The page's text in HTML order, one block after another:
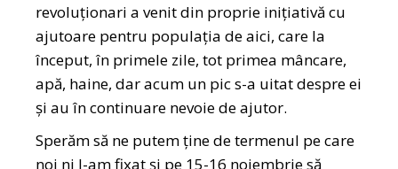
revoluționari a venit din proprie inițiativă cu
ajutoare pentru populația de aici, care la
început, în primele zile, tot primea mâncare,
apă, haine, dar acum un pic s-a uitat despre ei
și au în continuare nevoie de ajutor.
Sperăm să ne putem ține de termenul pe care
noi ni l-am fixat și pe 15-16 noiembrie să